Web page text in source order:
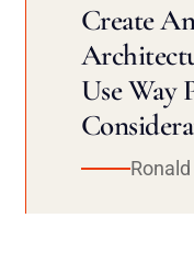
Create
Use Way